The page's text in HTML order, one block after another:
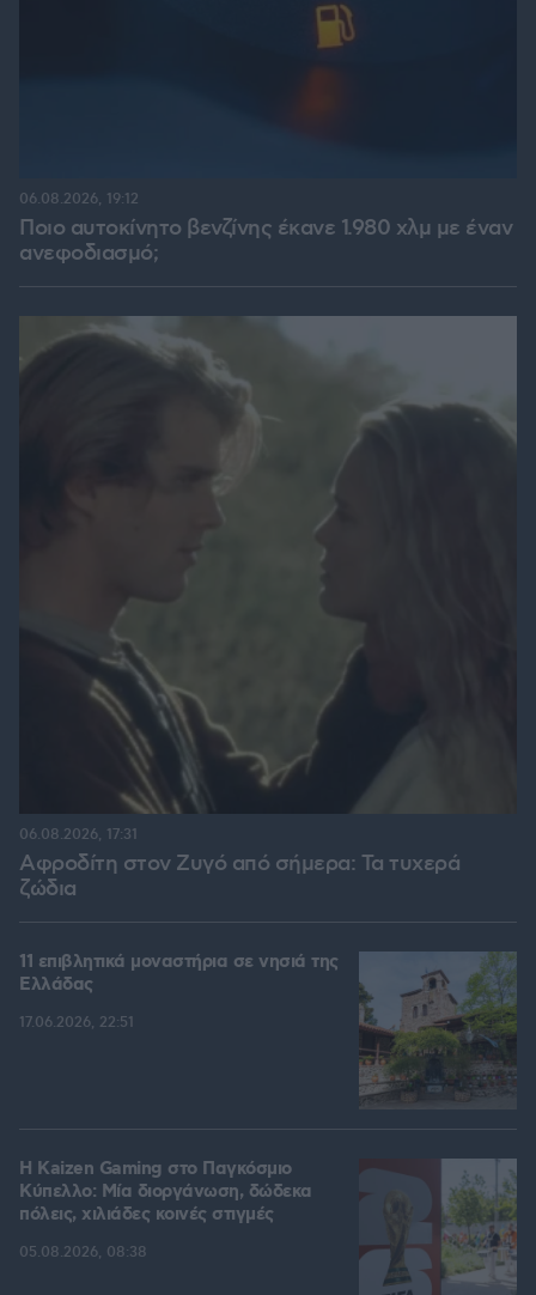
Ποιο αυτοκίνητο βενζίνης έκανε 1.980 χλμ με έναν
ανεφοδιασμό;
06.08.2026, 19:12
Αφροδίτη στον Ζυγό από σήμερα: Τα τυχερά
ζώδια
06.08.2026, 17:31
11 επιβλητικά μοναστήρια σε νησιά της
Ελλάδας
17.06.2026, 22:51
H Kaizen Gaming στο Παγκόσμιο
Kύπελλο: Μία διοργάνωση, δώδεκα
πόλεις, χιλιάδες κοινές στιγμές
05.08.2026, 08:38